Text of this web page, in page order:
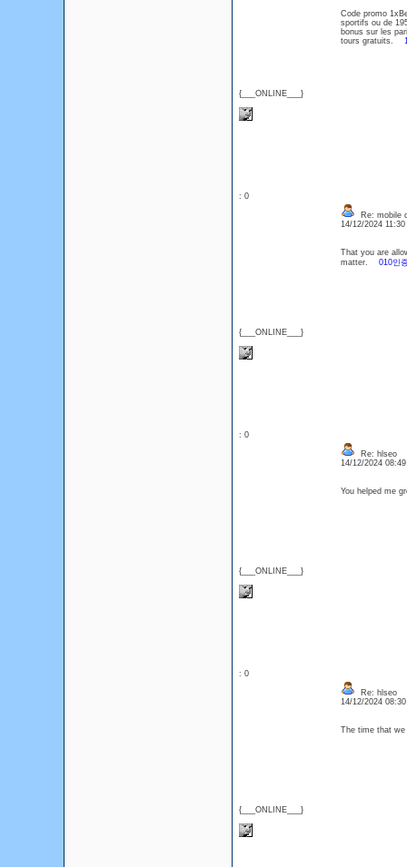
{___ONLINE___}
Code promo
sportifs ou de
bonus sur les
tours gratuits.
: 0
{___ONLINE___}
Re: mobile
14/12/2024
That you are
matter. 010인
: 0
{___ONLINE___}
Re: hlseo
14/12/2024
You helped me
: 0
{___ONLINE___}
Re: hlseo
14/12/2024
The time that